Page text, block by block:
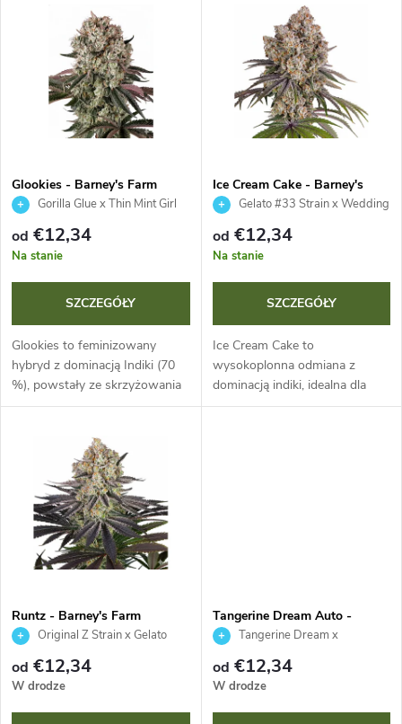
a
n
i
e
p
k
t
ó
Alfabetycznie
a
p
r
d
u
w
Glookies - Barney's Farm
Gorilla Glue x Thin Mint Girl
Scout Coolies
od €12,34
Na stanie
SZCZEGÓŁY
Glookies to feminizowany
hybryd z dominacją Indiki (70
%), powstały ze skrzyżowania
Gorilla Glue i Thin Mint GSC. Ta
słynie z masywnych plonów do
Ice Cream Cake - Barney's
FarmGelato #33 Strain x Wedding
Cake Strain
od €12,34
Na stanie
SZCZEGÓŁY
Ice Cream Cake to
wysokoplonna odmiana z
dominacją indiki, idealna dla
początkujących i ekspertów.
Runtz - Barney's Farm
Original Z Strain x Gelato
Strain
od €12,34
W drodze
Tangerine Dream Auto -
Barney's Farm
Tangerine Dream x
Autoflower #1
od €12,34
W drodze